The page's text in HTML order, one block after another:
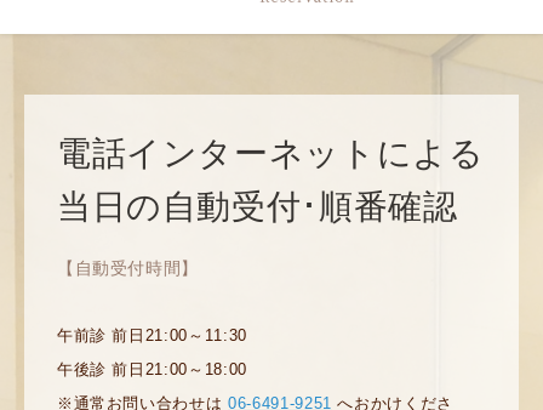
電話インターネットによる
当日の自動受付･順番確認
【自動受付時間】
午前診 前日21:00～11:30
午後診 前日21:00～18:00
※通常お問い合わせは06-6491-9251 へおかけくださ